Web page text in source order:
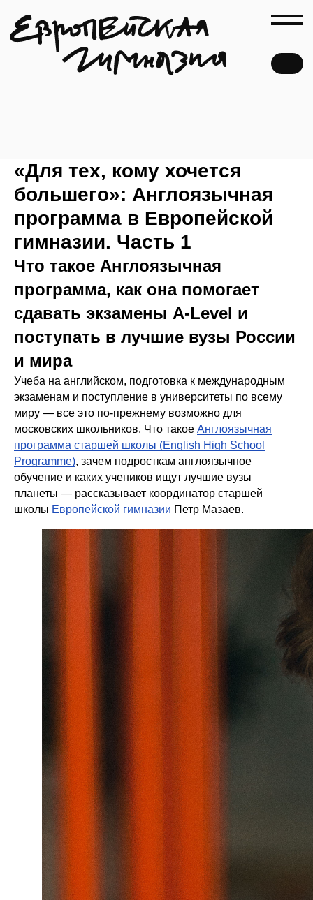
«Для тех, кому хочется
большего»: Англоязычная
программа в Европейской
гимназии. Часть 1
Что такое Англоязычная
программа, как она помогает
сдавать экзамены A-Level и
поступать в лучшие вузы России
и мира
Учеба на английском, подготовка к международным
экзаменам и поступление в университеты по всему
миру — все это по-прежнему возможно для
московских школьников. Что такое Англоязычная
программа старшей школы (English High School
Programmе), зачем подросткам англоязычное
обучение и каких учеников ищут лучшие вузы
планеты — рассказывает координатор старшей
школы Европейской гимназии Петр Мазаев.